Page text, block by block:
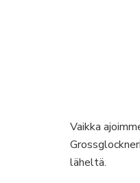
Vaikka
läheltä.